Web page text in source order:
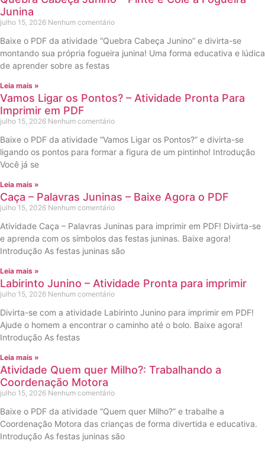
Junina
julho 15, 2026 Nenhum comentário
Baixe o PDF da atividade “Quebra Cabeça Junino” e divirta-se
montando sua própria fogueira junina! Uma forma educativa e lúdica
de aprender sobre as festas
Leia mais »
Vamos Ligar os Pontos? – Atividade Pronta Para
Imprimir em PDF
julho 15, 2026 Nenhum comentário
Baixe o PDF da atividade “Vamos Ligar os Pontos?” e divirta-se
ligando os pontos para formar a figura de um pintinho! Introdução
Você já se
Leia mais »
Caça – Palavras Juninas – Baixe Agora o PDF
julho 15, 2026 Nenhum comentário
Atividade Caça – Palavras Juninas para imprimir em PDF! Divirta-se
e aprenda com os símbolos das festas juninas. Baixe agora!
Introdução As festas juninas são
Leia mais »
Labirinto Junino – Atividade Pronta para imprimir
julho 15, 2026 Nenhum comentário
Divirta-se com a atividade Labirinto Junino para imprimir em PDF!
Ajude o homem a encontrar o caminho até o bolo. Baixe agora!
Introdução As festas
Leia mais »
Atividade Quem quer Milho?: Trabalhando a
Coordenação Motora
julho 15, 2026 Nenhum comentário
Baixe o PDF da atividade “Quem quer Milho?” e trabalhe a
Coordenação Motora das crianças de forma divertida e educativa.
Introdução As festas juninas são